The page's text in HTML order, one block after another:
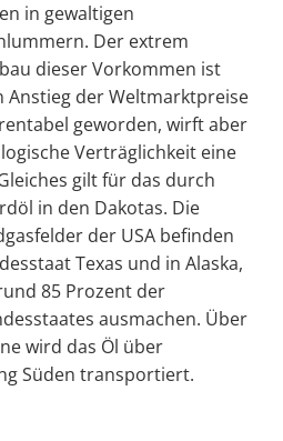
in gewaltigen
Der extrem
dieser Vorkommen ist
Anstieg der Weltmarktpreise
geworden, wirft aber
Verträglichkeit eine
gilt für das durch
in den Dakotas. Die
der USA befinden
Texas und in Alaska,
85 Prozent der
ausmachen. Über
wird das Öl über
Süden transportiert.